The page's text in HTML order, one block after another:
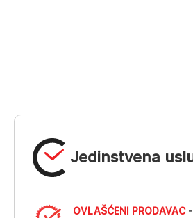
Jedinstvena
OVLAŠĆENI PRODAVAC-